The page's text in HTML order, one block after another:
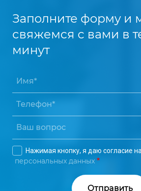
Заполните форму и
свяжемся с вами в
минут
Нажимая кнопку, я даю согласие
персональных данных